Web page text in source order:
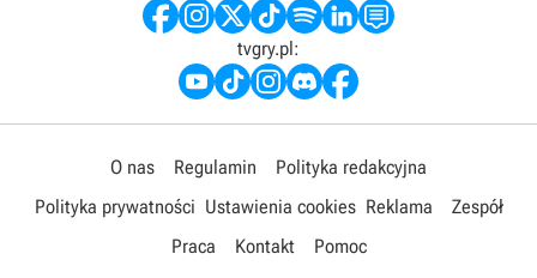
tvgry.pl:
O nas Regulamin
Polityka redakcyjna
Polityka prywatności Ustawienia cookies Reklama
Zespół
Praca
Kontakt Pomoc